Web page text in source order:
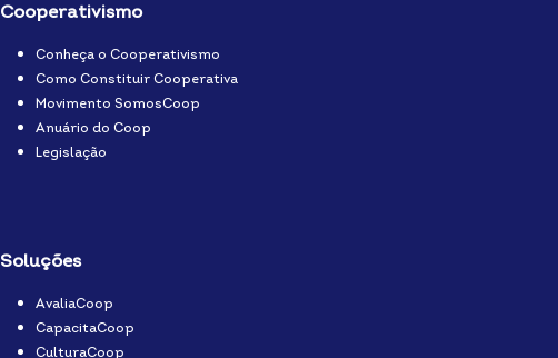
Cooperativismo
Conheça o Cooperativismo
Como Constituir Cooperativa
Movimento SomosCoop
Anuário do Coop
Legislação
Soluções
AvaliaCoop
CapacitaCoop
CulturaCoop